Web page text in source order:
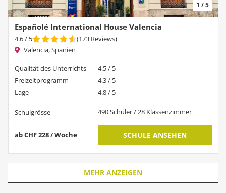
1 / 5
Españolé International House Valencia
4.6/ 5 (173 Reviews)
Valencia, Spanien
Qualität des Unterrichts
4.5 / 5
Freizeitprogramm
4.3 / 5
Lage
4.8 / 5
Schulgrösse 490 Schüler / 28 Klassenzimmer
ab CHF 228 / Woche SCHULE ANSEHEN
MEHR ANZEIGEN